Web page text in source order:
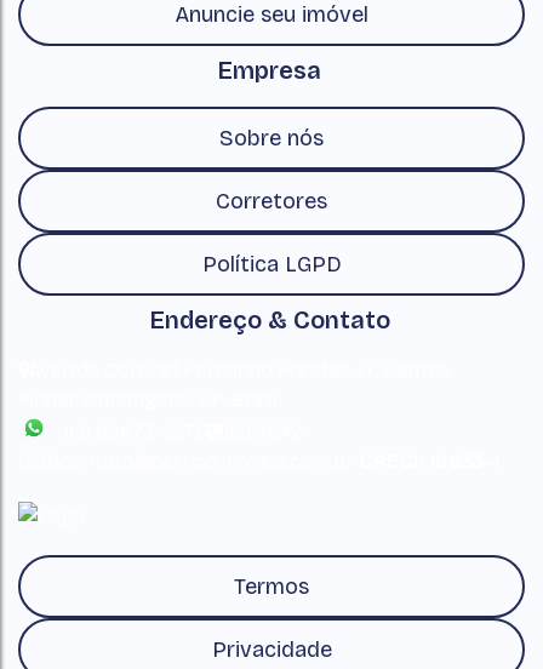
Anuncie seu imóvel
Empresa
Sobre nós
Corretores
Política LGPD
Endereço & Contato
Termos
Privacidade